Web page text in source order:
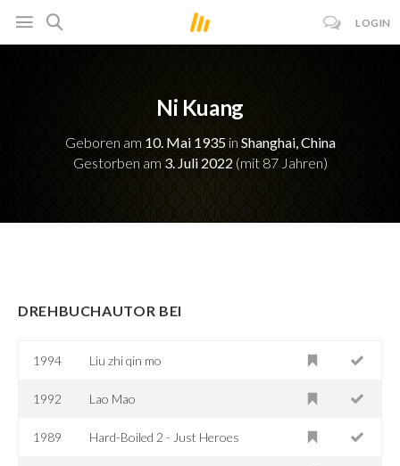
LOGIN
Ni Kuang
Geboren am 10. Mai 1935in Shanghai, China
Gestorben am 3. Juli 2022(mit 87 Jahren)
DREHBUCHAUTOR BEI
1994 Liu zhi qin mo
1992 Lao Mao
1989 Hard-Boiled 2 - Just Heroes